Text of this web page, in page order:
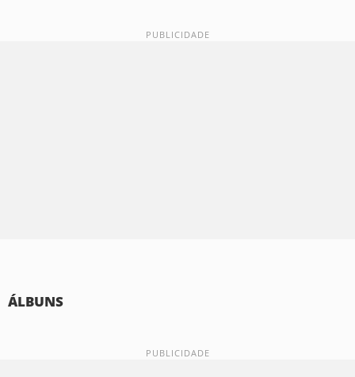
ÁLBUNS